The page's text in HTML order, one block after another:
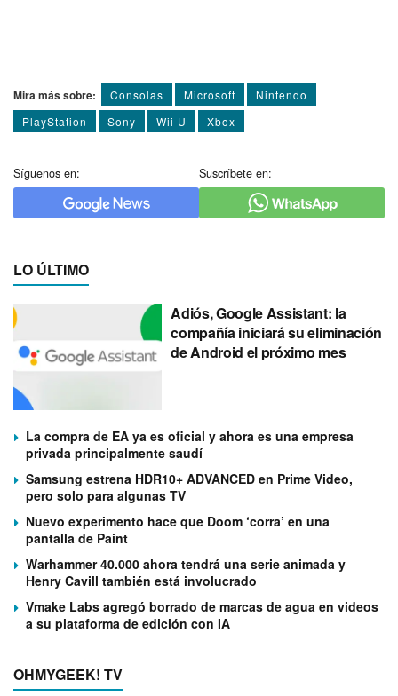
Mira más sobre: Consolas Microsoft
Nintendo
PlayStation
Sony Wii U Xbox
Síguenos en: Suscríbete en:
LO ÚLTIMO
Adiós, Google Assistant: la
compañía iniciará su eliminación
de Android el próximo mes
La compra de EA ya es oficial y ahora es una empresa
privada principalmente saudí
Samsung estrena HDR10+ ADVANCED en Prime Video,
pero solo para algunas TV
Nuevo experimento hace que Doom ‘corra’ en una
pantalla de Paint
Warhammer 40.000 ahora tendrá una serie animada y
Henry Cavill también está involucrado
Vmake Labs agregó borrado de marcas de agua en videos
a su plataforma de edición con IA
OHMYGEEK! TV